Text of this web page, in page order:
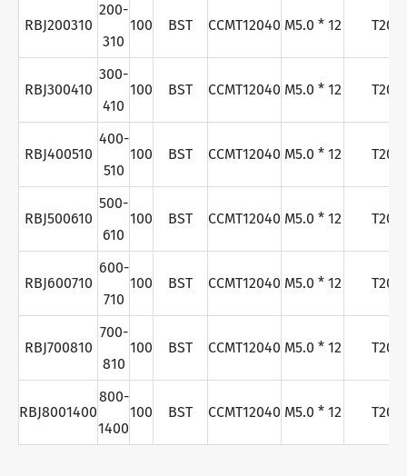
RBJ200310
200-
310
100 BST CCMT12040 M5.0 * 12 T20
RBJ300410
300-
410
100 BST CCMT12040 M5.0 * 12 T20
RBJ400510
400-
510
100 BST CCMT12040 M5.0 * 12 T20
RBJ500610
500-
610
100 BST CCMT12040 M5.0 * 12 T20
RBJ600710
600-
710
100 BST CCMT12040 M5.0 * 12 T20
RBJ700810
700-
810
100 BST CCMT12040 M5.0 * 12 T20
RBJ8001400
800-
1400
100 BST CCMT12040 M5.0 * 12 T20